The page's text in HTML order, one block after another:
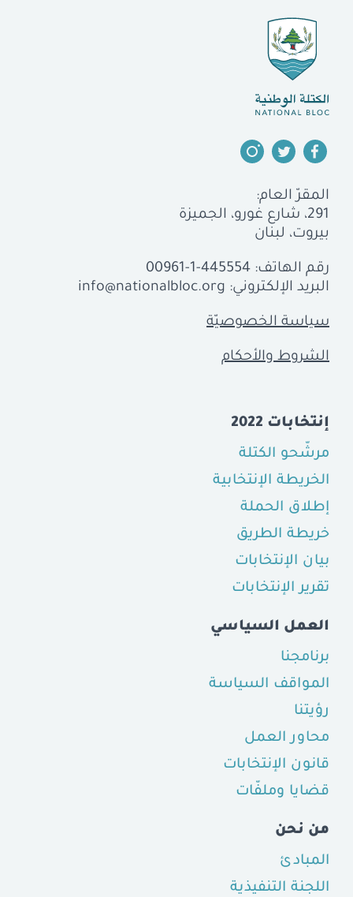
المقرّ العام:
291، شارع غورو، الجميزة
بيروت، لبنان
رقم الهاتف: 00961-1-445554
البريد الإلكتروني: info@nationalbloc.org
سياسة الخصوصيّة
الشروط والأحكام
إنتخابات 2022
مرشّحو الكتلة
الخريطة الإنتخابية
إطلاق الحملة
خريطة الطريق
بيان الإنتخابات
تقرير الإنتخابات
العمل السياسي
برنامجنا
المواقف السياسة
رؤيتنا
محاور العمل
قانون الإنتخابات
قضايا وملفّات
من نحن
المبادئ
اللجنة التنفيذية